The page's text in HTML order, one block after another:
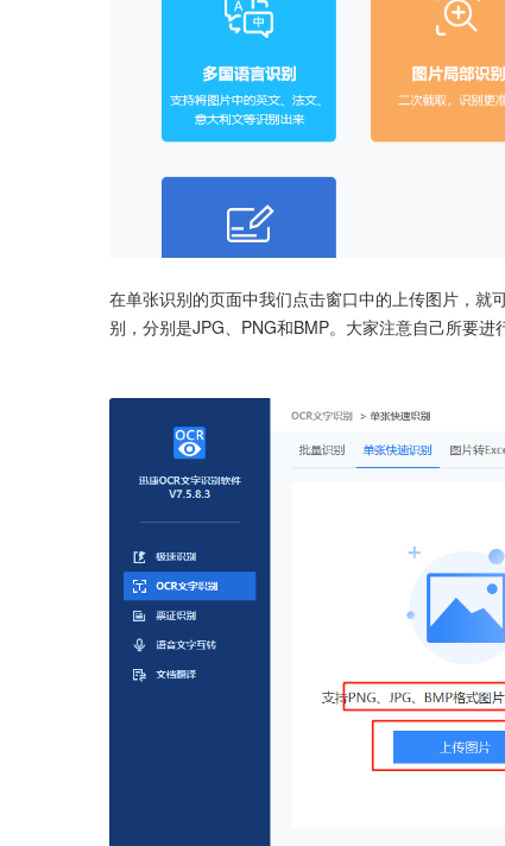
在单张识别的页面中我们点击窗口中的上传图片，就
别，分别是JPG、PNG和BMP。大家注意自己所要进